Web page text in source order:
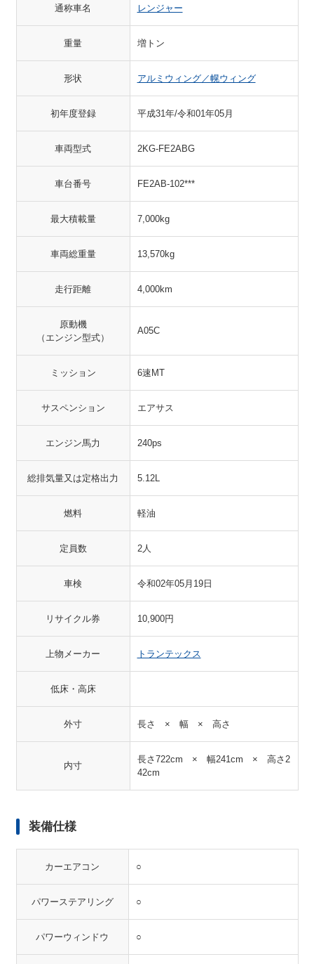
通称車名 レンジャー
重量 増トン
形状 アルミウィング／幌ウィング
初年度登録 平成31年/令和01年05月
車両型式 2KG-FE2ABG
車台番号 FE2AB-102***
最大積載量 7,000kg
車両総重量 13,570kg
走行距離 4,000km
原動機
（エンジン型式）
A05C
ミッション 6速MT
サスペンション エアサス
エンジン馬力 240ps
総排気量又は定格出力 5.12L
燃料 軽油
定員数 2人
車検 令和02年05月19日
リサイクル券 10,900円
上物メーカー トランテックス
低床・高床
外寸 長さ × 幅 × 高さ
内寸
長さ722cm × 幅241cm × 高さ2
42cm
装備仕様
カーエアコン ○
パワーステアリング ○
パワーウィンドウ ○